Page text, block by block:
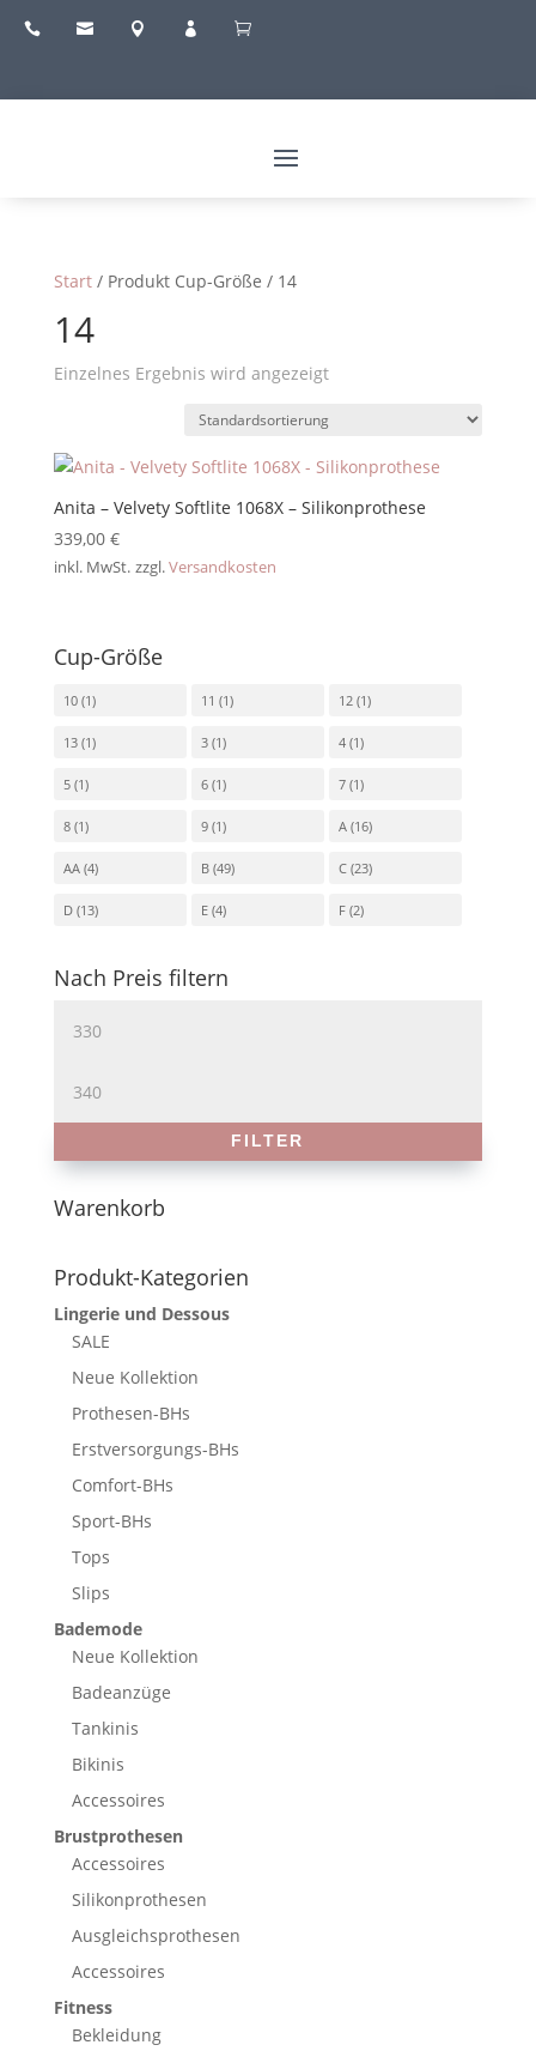
    
Start/ Produkt Cup-Größe / 14
14
Einzelnes Ergebnis wird angezeigt
Anita – Velvety Softlite 1068X – Silikonprothese
339,00 €
inkl. MwSt. zzgl.Versandkosten
Cup-Größe
10 (1) 11 (1) 12 (1)
13 (1) 3 (1) 4 (1)
5 (1) 6 (1) 7 (1)
8 (1) 9 (1) A (16)
AA (4) B (49) C (23)
D (13) E (4) F (2)
Nach Preis filtern
FILTER
Warenkorb
Produkt-Kategorien
Lingerie und Dessous
SALE
Neue Kollektion
Prothesen-BHs
Erstversorgungs-BHs
Comfort-BHs
Sport-BHs
Tops
Slips
Bademode
Neue Kollektion
Badeanzüge
Tankinis
Bikinis
Accessoires
Brustprothesen
Accessoires
Silikonprothesen
Ausgleichsprothesen
Accessoires
Fitness
Bekleidung